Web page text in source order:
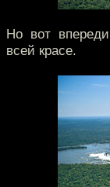
Но вот
всей красе.